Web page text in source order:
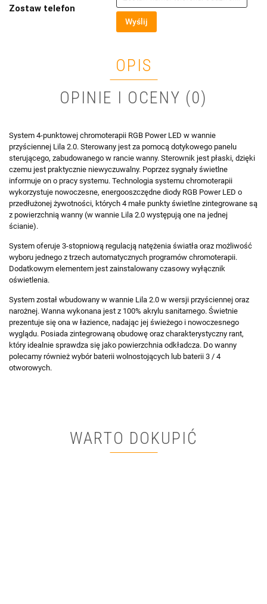
Zostaw telefon
Wyślij
OPIS
OPINIE I OCENY (0)
System 4-punktowej chromoterapii RGB Power LED w wannie
przyściennej Lila 2.0. Sterowany jest za pomocą dotykowego panelu
sterującego, zabudowanego w rancie wanny. Sterownik jest płaski, dzięki
czemu jest praktycznie niewyczuwalny. Poprzez sygnały świetlne
informuje on o pracy systemu. Technologia systemu chromoterapii
wykorzystuje nowoczesne, energooszczędne diody RGB Power LED o
przedłużonej żywotności, których 4 małe punkty świetlne zintegrowane są
z powierzchnią wanny (w wannie Lila 2.0 występują one na jednej
ścianie).
System oferuje 3-stopniową regulacją natężenia światła oraz możliwość
wyboru jednego z trzech automatycznych programów chromoterapii.
Dodatkowym elementem jest zainstalowany czasowy wyłącznik
oświetlenia.
System został wbudowany w wannie Lila 2.0 w wersji przyściennej oraz
narożnej. Wanna wykonana jest z 100% akrylu sanitarnego. Świetnie
prezentuje się ona w łazience, nadając jej świeżego i nowoczesnego
wyglądu. Posiada zintegrowaną obudowę oraz charakterystyczny rant,
który idealnie sprawdza się jako powierzchnia odkładcza. Do wanny
polecamy również wybór baterii wolnostojących lub baterii 3 / 4
otworowych.
WARTO DOKUPIĆ